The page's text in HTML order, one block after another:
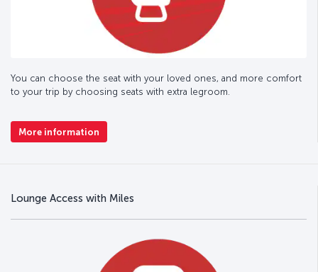
You can choose the seat with your loved ones, and more comfort
to your trip by choosing seats with extra legroom.
More information
Lounge Access with Miles